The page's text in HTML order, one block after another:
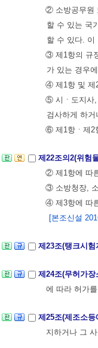
② 소방공무원
할 수 있는 국
할 수 있다. 이
③ 제1항의 규
가 있는 경우
④ 제1항 및 제
⑤ 시ㆍ도지사,
검사하게 하
⑥ 제1항ㆍ제2
제22조의2(위험
② 제1항에 따
③ 소방청장,
④ 제3항에 따
[본조신설
제23조(탱크시
제24조(무허가
에 따라 허가
제25조(제조소
지하거나 그